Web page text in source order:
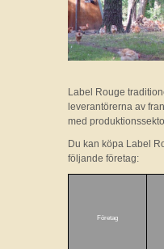
Label Rouge
leverantörerna av
med
Du kan köpa Label
följande företag:
Företag